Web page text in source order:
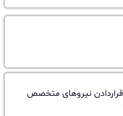
قراردادن نیرو‌های متخصص